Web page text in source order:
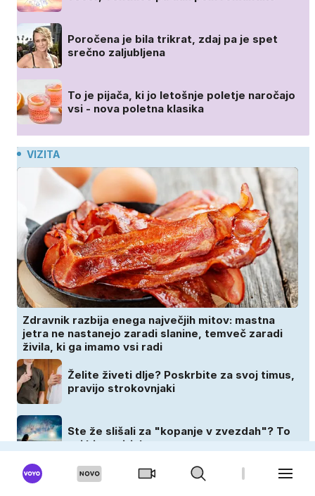
Poročena je bila trikrat, zdaj pa je spet
srečno zaljubljena
To je pijača, ki jo letošnje poletje naročajo
vsi - nova poletna klasika
VIZITA
Zdravnik razbija enega največjih mitov: mastna
jetra ne nastanejo zaradi slanine, temveč zaradi
živila, ki ga imamo vsi radi
Želite živeti dlje? Poskrbite za svoj timus,
pravijo strokovnjaki
Ste že slišali za "kopanje v zvezdah"? To
naj bi pomirjalo um
Tudi temnejša koža potrebuje SPF: zakaj